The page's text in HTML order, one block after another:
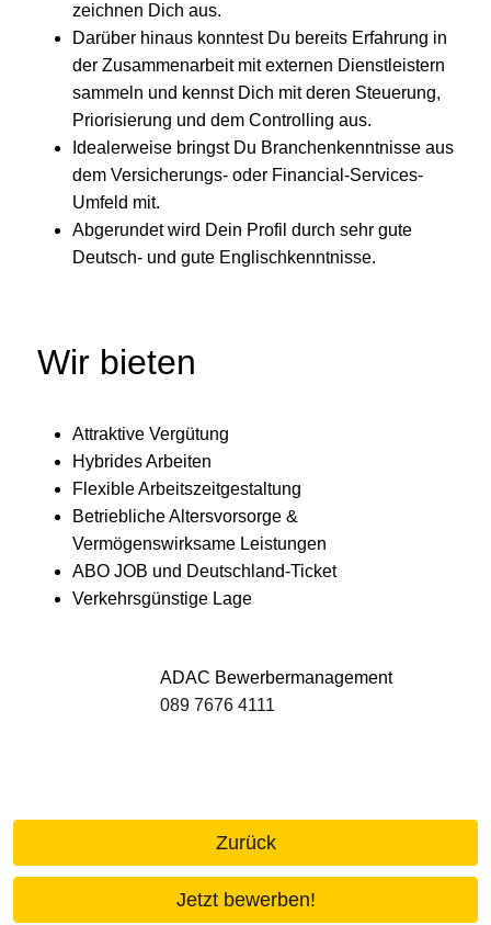
zeichnen Dich aus.
Darüber hinaus konntest Du bereits Erfahrung in
der Zusammenarbeit mit externen Dienstleistern
sammeln und kennst Dich mit deren Steuerung,
Priorisierung und dem Controlling aus.
Idealerweise bringst Du Branchenkenntnisse aus
dem Versicherungs- oder Financial-Services-
Umfeld mit.
Abgerundet wird Dein Profil durch sehr gute
Deutsch- und gute Englischkenntnisse.
Wir bieten
Attraktive Vergütung
Hybrides Arbeiten
Flexible Arbeitszeitgestaltung
Betriebliche Altersvorsorge &
Vermögenswirksame Leistungen
ABO JOB und Deutschland-Ticket
Verkehrsgünstige Lage
ADAC Bewerbermanagement
089 7676 4111
Zurück
Jetzt bewerben!